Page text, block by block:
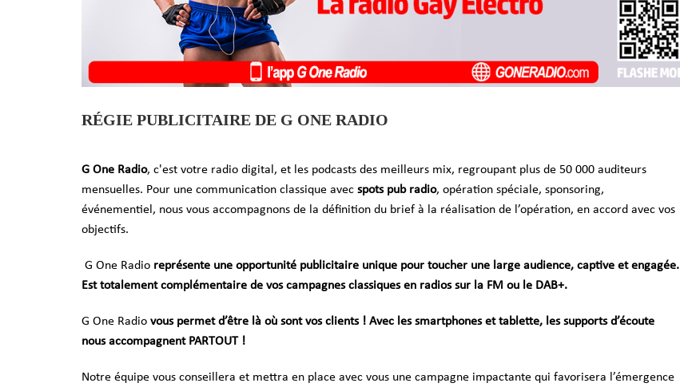
RÉGIE PUBLICITAIRE DE G ONE RADIO
G One Radio, c'est votre radio digital, et les podcasts des meilleurs mix, regroupant plus de 50 000 auditeurs
mensuelles. Pour une communication classique avec spots pub radio, opération spéciale, sponsoring,
événementiel, nous vous accompagnons de la définition du brief à la réalisation de l’opération, en accord avec vos
objectifs.
G One Radio représente une opportunité publicitaire unique pour toucher une large audience, captive et engagée.
Est totalement complémentaire de vos campagnes classiques en radios sur la FM ou le DAB+.
G One Radio vous permet d’être là où sont vos clients ! Avec les smartphones et tablette, les supports d’écoute
nous accompagnent PARTOUT !
Notre équipe vous conseillera et mettra en place avec vous une campagne impactante qui favorisera l’émergence